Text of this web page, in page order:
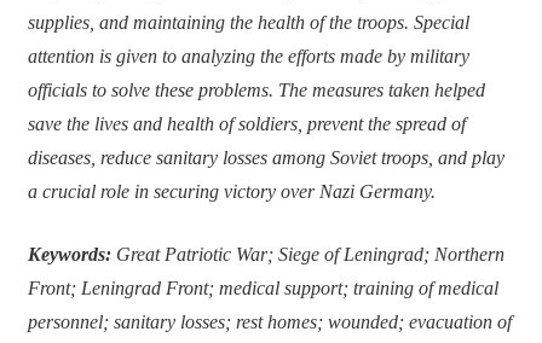
supplies, and maintaining the health of the troops. Special
attention is given to analyzing the efforts made by military
officials to solve these problems. The measures taken helped
save the lives and health of soldiers, prevent the spread of
diseases, reduce sanitary losses among Soviet troops, and play
a crucial role in securing victory over Nazi Germany.
Keywords:Great Patriotic War; Siege of Leningrad; Northern
Front; Leningrad Front; medical support; training of medical
personnel; sanitary losses; rest homes; wounded; evacuation of